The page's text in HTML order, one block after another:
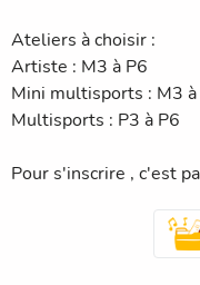
Ateliers à choisir :
Artiste : M3 à P6
Mini multisports : M3 à
Multisports : P3 à P6
Pour s'inscrire , c'est